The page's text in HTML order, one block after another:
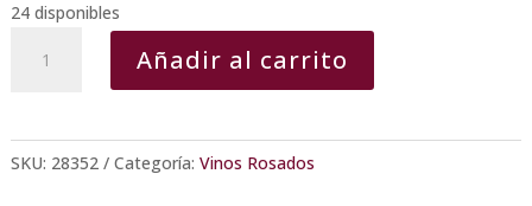
24 disponibles
cantidad
Añadir al carrito
SKU: 28352 Categoría: Vinos Rosados